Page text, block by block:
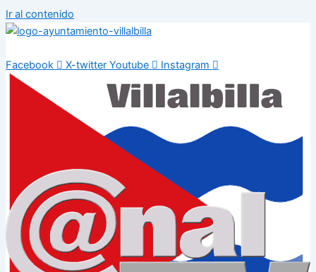
Ir al contenido
Facebook X-twitter Youtube Instagram